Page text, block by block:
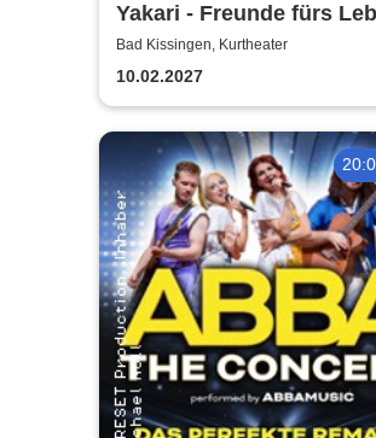
Yakari - Freunde fürs
Das Musical für die ganze
Familie
Bad Kissingen, Kurtheater
10.02.2027